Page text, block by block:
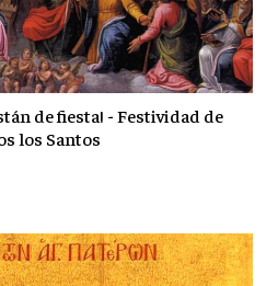
de fiesta! - Festividad de
los Santos